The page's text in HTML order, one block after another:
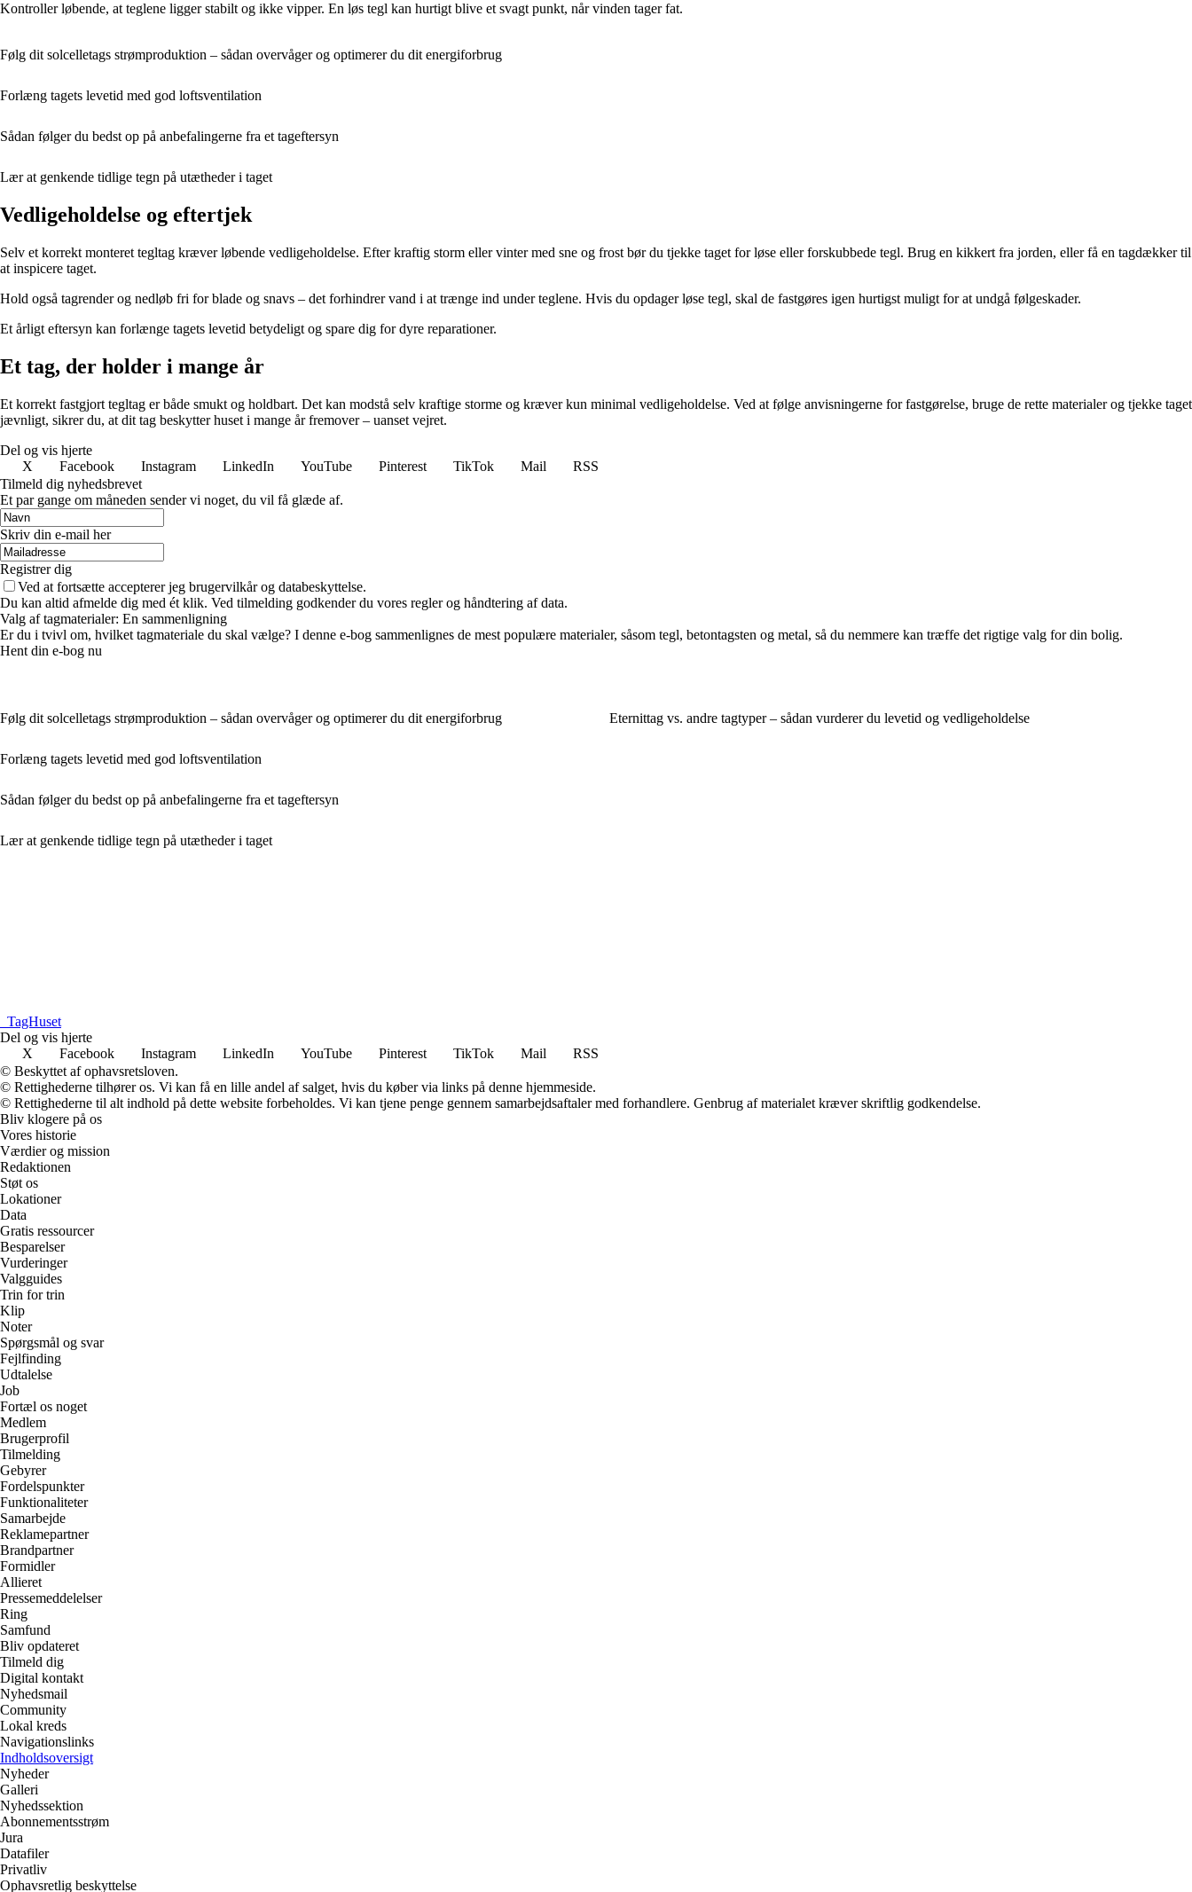
Kontroller løbende, at teglene ligger stabilt og ikke vipper. En løs tegl kan hurtigt blive et svagt punkt, når vinden tager fat.
Følg dit solcelletags strømproduktion – sådan overvåger og optimerer du dit energiforbrug
Forlæng tagets levetid med god loftsventilation
Sådan følger du bedst op på anbefalingerne fra et tageftersyn
Lær at genkende tidlige tegn på utætheder i taget
Vedligeholdelse og eftertjek
Selv et korrekt monteret tegltag kræver løbende vedligeholdelse. Efter kraftig storm eller vinter med sne og frost bør du tjekke taget for løse eller forskubbede tegl. Brug en kikkert fra jorden, eller få en tagdækker til
at inspicere taget.
Hold også tagrender og nedløb fri for blade og snavs – det forhindrer vand i at trænge ind under teglene. Hvis du opdager løse tegl, skal de fastgøres igen hurtigst muligt for at undgå følgeskader.
Et årligt eftersyn kan forlænge tagets levetid betydeligt og spare dig for dyre reparationer.
Et tag, der holder i mange år
Et korrekt fastgjort tegltag er både smukt og holdbart. Det kan modstå selv kraftige storme og kræver kun minimal vedligeholdelse. Ved at følge anvisningerne for fastgørelse, bruge de rette materialer og tjekke taget
jævnligt, sikrer du, at dit tag beskytter huset i mange år fremover – uanset vejret.
Del og vis hjerte
X
Facebook Instagram LinkedIn YouTube Pinterest TikTok Mail
RSS
Tilmeld dig nyhedsbrevet
Et par gange om måneden sender vi noget, du vil få glæde af.
Skriv din e-mail her
Registrer dig
Ved at fortsætte accepterer jeg brugervilkår og databeskyttelse.
Du kan altid afmelde dig med ét klik. Ved tilmelding godkender du vores regler og håndtering af data.
Valg af tagmaterialer: En sammenligning
Er du i tvivl om, hvilket tagmateriale du skal vælge? I denne e-bog sammenlignes de mest populære materialer, såsom tegl, betontagsten og metal, så du nemmere kan træffe det rigtige valg for din bolig.
Hent din e-bog nu
Følg dit solcelletags strømproduktion – sådan overvåger og optimerer du dit energiforbrug
Forlæng tagets levetid med god loftsventilation
Sådan følger du bedst op på anbefalingerne fra et tageftersyn
Lær at genkende tidlige tegn på utætheder i taget
Eternittag vs. andre tagtyper – sådan vurderer du levetid og vedligeholdelse
TagHuset
Del og vis hjerte
X
Facebook Instagram LinkedIn YouTube Pinterest TikTok Mail
RSS
© Beskyttet af ophavsretsloven.
© Rettighederne tilhører os. Vi kan få en lille andel af salget, hvis du køber via links på denne hjemmeside.
© Rettighederne til alt indhold på dette website forbeholdes. Vi kan tjene penge gennem samarbejdsaftaler med forhandlere. Genbrug af materialet kræver skriftlig godkendelse.
Bliv klogere på os
Vores historie
Værdier og mission
Redaktionen
Støt os
Lokationer
Data
Gratis ressourcer
Besparelser
Vurderinger
Valgguides
Trin for trin
Klip
Noter
Spørgsmål og svar
Fejlfinding
Udtalelse
Job
Fortæl os noget
Medlem
Brugerprofil
Tilmelding
Gebyrer
Fordelspunkter
Funktionaliteter
Samarbejde
Reklamepartner
Brandpartner
Formidler
Allieret
Pressemeddelelser
Ring
Samfund
Bliv opdateret
Tilmeld dig
Digital kontakt
Nyhedsmail
Community
Lokal kreds
Navigationslinks
Indholdsoversigt
Nyheder
Galleri
Nyhedssektion
Abonnementsstrøm
Jura
Datafiler
Privatliv
Ophavsretlig beskyttelse